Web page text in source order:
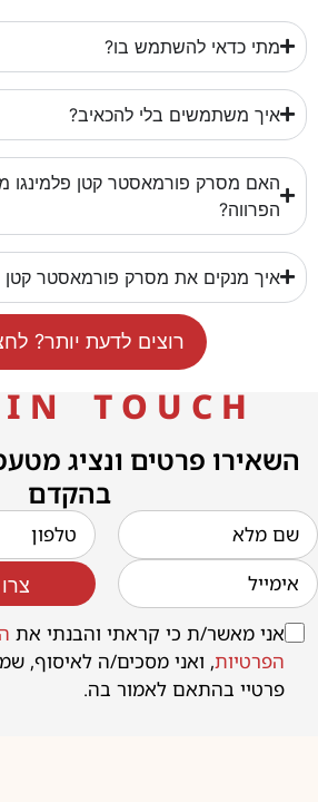
מתי כדאי להשתמש בו?
איך משתמשים בלי להכאיב?
האם מסרק פורמאסטר קטן פלמינגו
הפרווה?
איך מנקים את מסרק פורמאסטר קטן
רוצים לדעת יותר?
N T O U C H
השאירו פרטים ונציג
בהקדם
אני מאשר/ת כי קראתי והבנתי את
הפרטיות, ואני מסכים/ה לאיסוף,
פרטיי בהתאם לאמור בה.